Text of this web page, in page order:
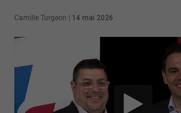
Camille Turgeon 14 mai 2026